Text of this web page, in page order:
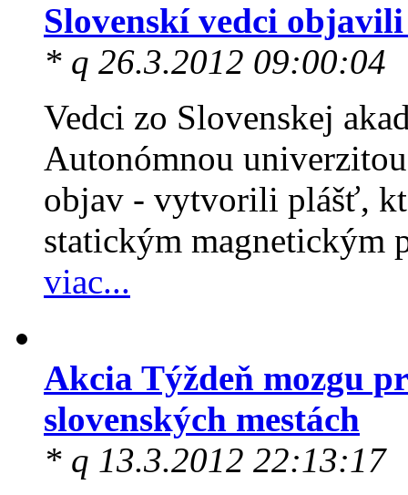
Slovenskí vedci
* q 26.3.2012 09:00:04
Vedci zo Slovenskej
Autonómnou
objav - vytvorili plášť,
statickým magnetickým
viac...
Akcia Týždeň mozgu
slovenských mestách
* q 13.3.2012 22:13:17